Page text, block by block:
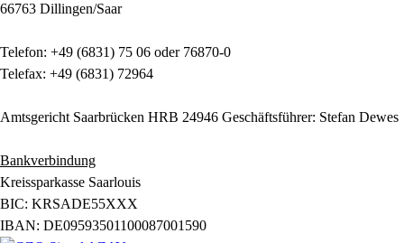
66763 Dillingen/Saar
Telefon: +49 (6831) 75 06 oder 76870-0
Telefax: +49 (6831) 72964
Amtsgericht Saarbrücken HRB 24946 Geschäftsführer: Stefan Dewes
Bankverbindung
Kreissparkasse Saarlouis
BIC: KRSADE55XXX
IBAN: DE09593501100087001590